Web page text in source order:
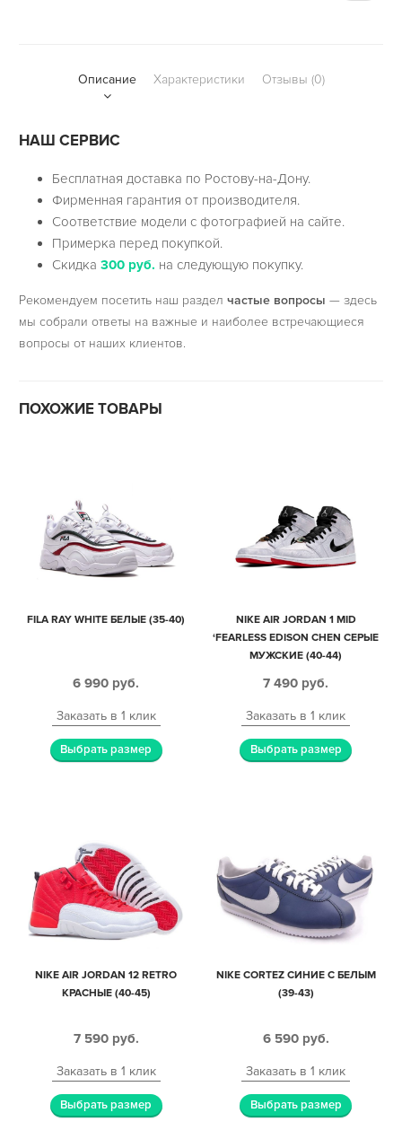
Описание Характеристики Отзывы (0)
НАШ СЕРВИС
Бесплатная доставка по Ростову-на-Дону.
Фирменная гарантия от производителя.
Соответствие модели с фотографией на сайте.
Примерка перед покупкой.
Скидка300 руб. на следующую покупку.
Рекомендуем посетить наш раздел частые вопросы — здесь
мы собрали ответы на важные и наиболее встречающиеся
вопросы от наших клиентов.
ПОХОЖИЕ ТОВАРЫ
FILA RAY WHITE БЕЛЫЕ (35-40)
6 990 руб.
Заказать в 1 клик
Выбрать размер
NIKE AIR JORDAN 1 MID
‘FEARLESS EDISON CHEN СЕРЫЕ
МУЖСКИЕ (40-44)
7 490 руб.
Заказать в 1 клик
Выбрать размер
NIKE AIR JORDAN 12 RETRO
КРАСНЫЕ (40-45)
7 590 руб.
Заказать в 1 клик
Выбрать размер
NIKE CORTEZ СИНИЕ С БЕЛЫМ
(39-43)
6 590 руб.
Заказать в 1 клик
Выбрать размер